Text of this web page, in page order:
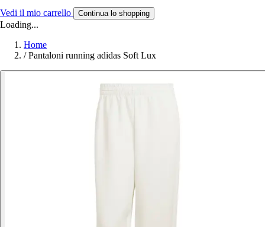
Vedi il mio carrello Continua lo shopping
Loading...
Home
/ Pantaloni running adidas Soft Lux